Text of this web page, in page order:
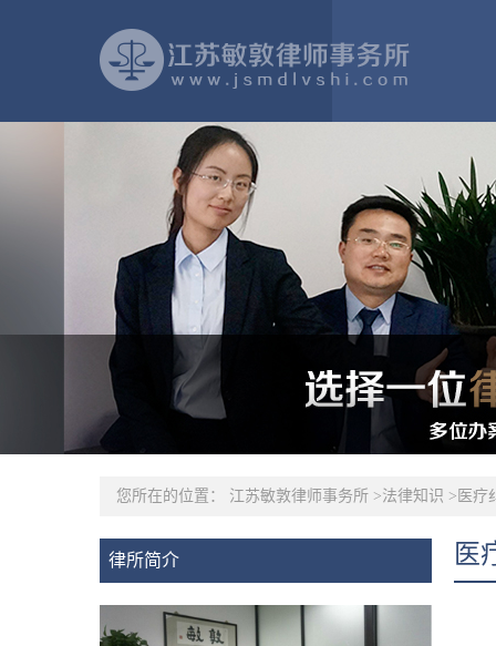
您所在的位置： 江苏敏敦律师事务所 >法律知识 > 医疗
律所简介 医